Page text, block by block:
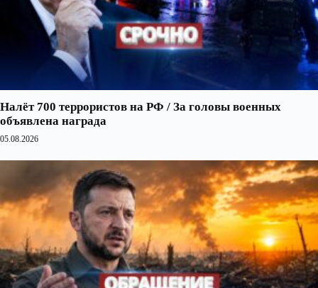
Налёт 700 террористов на РФ / За головы военных
объявлена награда
05.08.2026